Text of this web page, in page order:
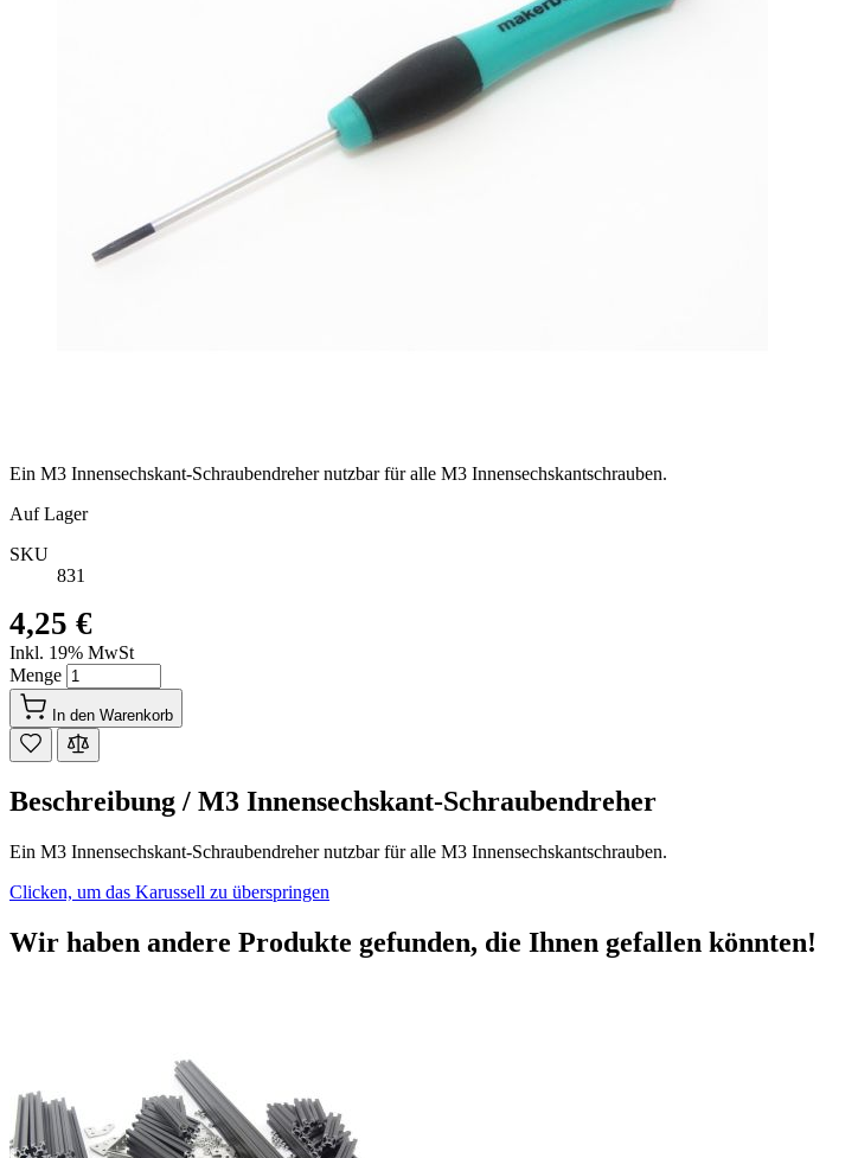
Ein M3 Innensechskant-Schraubendreher nutzbar für alle M3 Innensechskantschrauben.
Auf Lager
SKU
831
4,25 €
Inkl. 19% MwSt
Menge
In den Warenkorb
Beschreibung / M3 Innensechskant-Schraubendreher
Ein M3 Innensechskant-Schraubendreher nutzbar für alle M3 Innensechskantschrauben.
Clicken, um das Karussell zu überspringen
Wir haben andere Produkte gefunden, die Ihnen gefallen könnten!